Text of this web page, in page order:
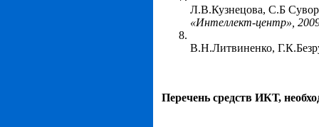
Л.В.Кузнецова, С.Б
«Интеллект-центр»,
В.Н.Литвиненко,
Перечень средств ИКТ,